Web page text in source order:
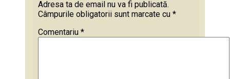
Adresa ta de email nu va fi publicată.
Câmpurile obligatorii sunt marcate cu *
Comentariu *